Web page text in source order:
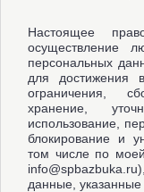
Настоящее
осуществление
персональных
для достижения
ограничения,
хранение,
использование,
блокирование и
том числе по
данные,